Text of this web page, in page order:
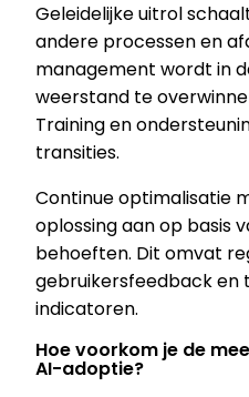
Geleidelijke uitrol
andere processen en
management wordt in
weerstand te
Training en
transities.
Continue optimalisatie
oplossing aan op basis
behoeften. Dit omvat
gebruikersfeedback
indicatoren.
Hoe voorkom je de
AI-adoptie?